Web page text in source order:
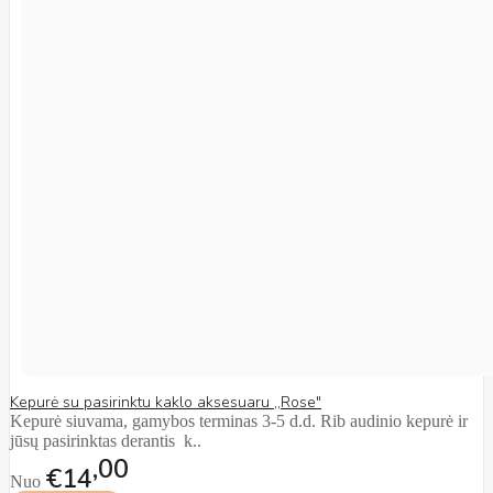
Kepurė su pasirinktu kaklo aksesuaru ,,Rose"
Kepurė siuvama, gamybos terminas 3-5 d.d. Rib audinio kepurė ir
jūsų pasirinktas derantis k..
Nuo €14 00